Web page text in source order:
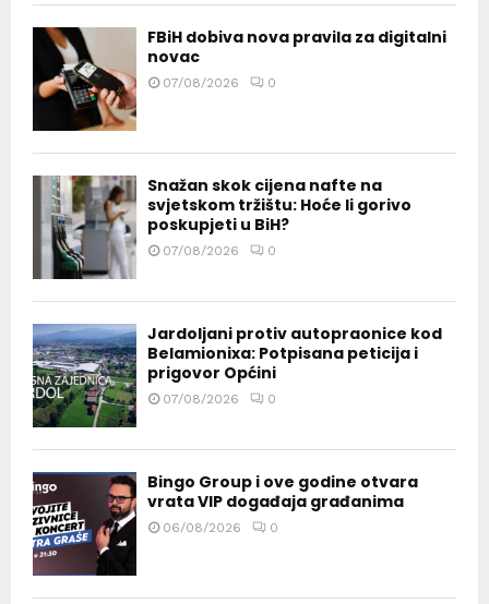
FBiH dobiva nova pravila za digitalni
novac
07/08/2026 0
Snažan skok cijena nafte na
svjetskom tržištu: Hoće li gorivo
poskupjeti u BiH?
07/08/2026 0
Jardoljani protiv autopraonice kod
Belamionixa: Potpisana peticija i
prigovor Općini
07/08/2026 0
Bingo Group i ove godine otvara
vrata VIP događaja građanima
06/08/2026 0